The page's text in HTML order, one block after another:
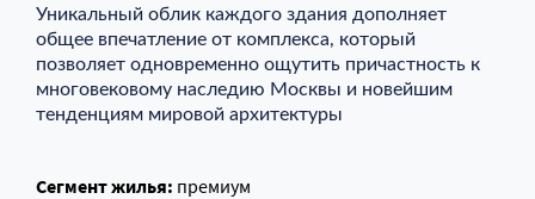
Уникальный облик каждого здания дополняет
общее впечатление от комплекса, который
позволяет одновременно ощутить причастность к
многовековому наследию Москвы и новейшим
тенденциям мировой архитектуры
Сегмент жилья: премиум